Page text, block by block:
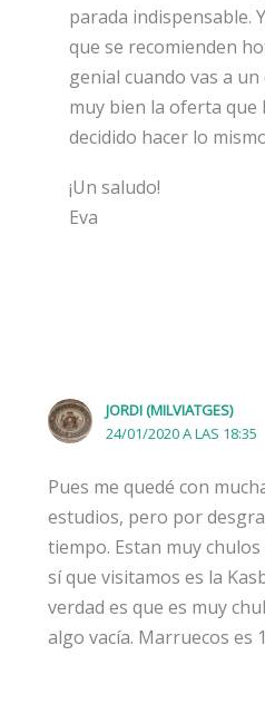
parada indispensable.
que se recomienden
genial cuando vas a
muy bien la oferta que
decidido hacer lo
¡Un saludo!
Eva
JORDI (MILVIATGES)
24/01/2020 A LAS 18:35
Pues me quedé con
estudios, pero por
tiempo. Estan muy
sí que visitamos es la
verdad es que es muy
algo vacía. Marruecos es